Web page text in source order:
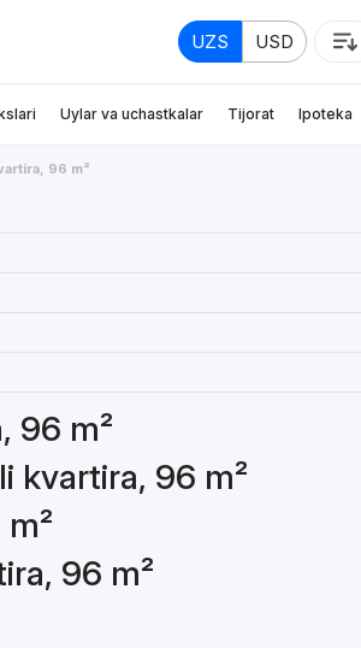
UZS USD
Uylar va uchastkalar Tijorat Ipoteka
96 m²
96 m²
kvartira, 96 m²
96 m²